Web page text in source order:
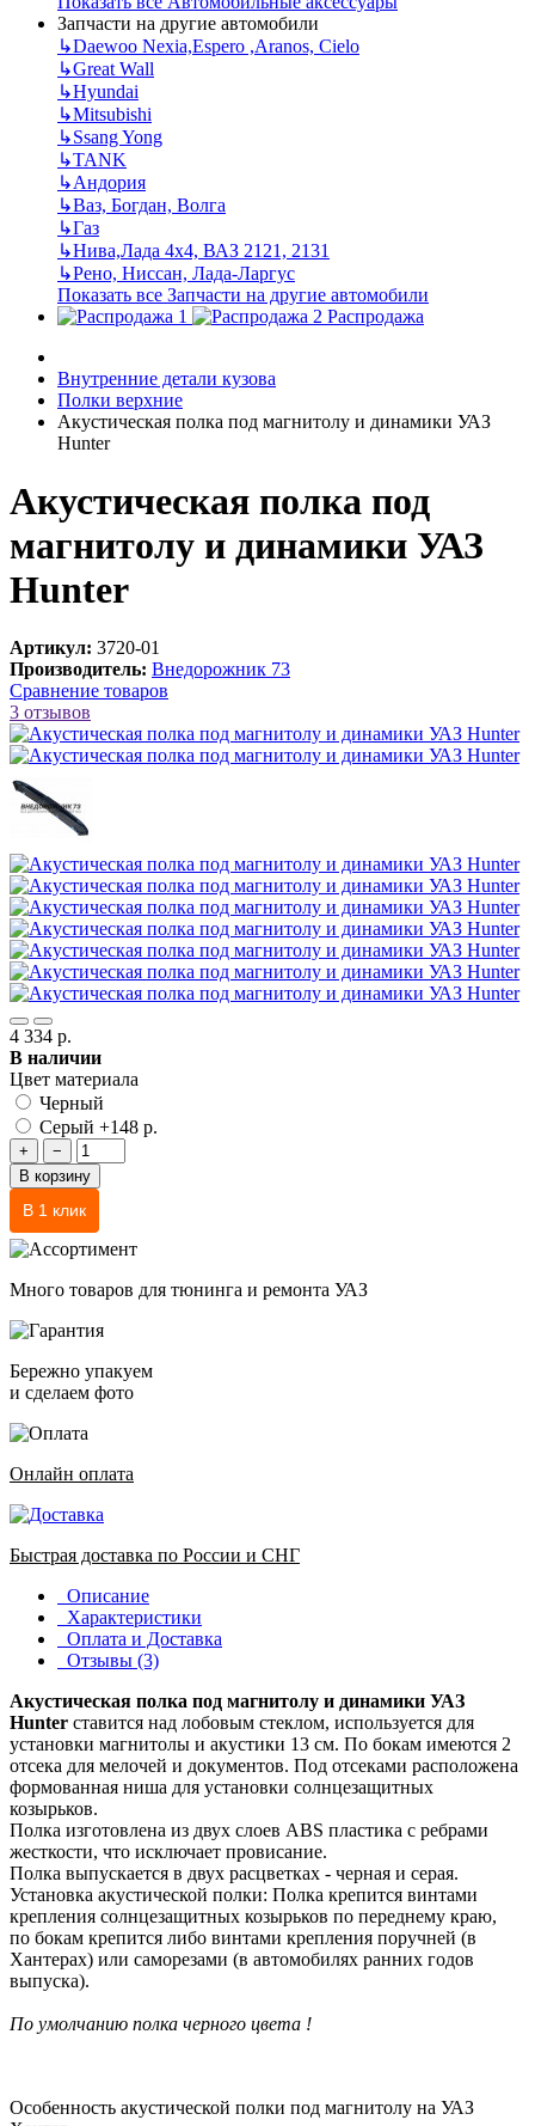
Запчасти на другие автомобили
↳Daewoo Nexia,Espero ,Aranos, Cielo
↳Great Wall
↳Hyundai
↳Mitsubishi
↳Ssang Yong
↳TANK
↳Андория
↳Ваз, Богдан, Волга
↳Газ
↳Нива,Лада 4х4, ВАЗ 2121, 2131
↳Рено, Ниссан, Лада-Ларгус
Показать все Запчасти на другие автомобили
Распродажа
Внутренние детали кузова
Полки верхние
Акустическая полка под магнитолу и динамики УАЗ
Hunter
Акустическая полка под
магнитолу и динамики УАЗ
Hunter
Артикул: 3720-01
Производитель: Внедорожник 73
Сравнение товаров
3 отзывов
4 334 р.
В наличии
Цвет материала
Черный
Серый +148 р.
+
−
В корзину
В 1 клик
Много товаров для тюнинга и ремонта УАЗ
Бережно упакуем
и сделаем фото
Онлайн оплата
Быстрая доставка по России и СНГ
Описание
Характеристики
Оплата и Доставка
Отзывы (3)
Акустическая полка под магнитолу и динамики УАЗ
Hunter ставится над лобовым стеклом, используется для
установки магнитолы и акустики 13 см. По бокам имеются 2
отсека для мелочей и документов. Под отсеками расположена
формованная ниша для установки солнцезащитных
козырьков.
Полка изготовлена из двух слоев ABS пластика с ребрами
жесткости, что исключает провисание.
Полка выпускается в двух расцветках - черная и серая.
Установка акустической полки: Полка крепится винтами
крепления солнцезащитных козырьков по переднему краю,
по бокам крепится либо винтами крепления поручней (в
Хантерах) или саморезами (в автомобилях ранних годов
выпуска).
По умолчанию полка черного цвета !
Особенность акустической полки под магнитолу на УАЗ